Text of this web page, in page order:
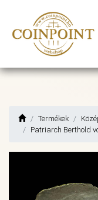
Termékek
Patriarch Berthold